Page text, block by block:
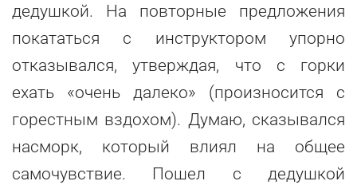
дедушкой. На повторные предложения
покататься с инструктором упорно
отказывался, утверждая, что с горки
ехать «очень далеко» (произносится с
горестным вздохом). Думаю, сказывался
насморк, который влиял на общее
самочувствие. Пошел с дедушкой